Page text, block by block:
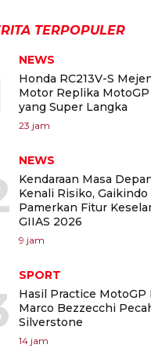
TERPOPULER
NEWS
Honda RC213V-S
Motor Replika MotoGP
yang Super Langka
23 jam
NEWS
Kendaraan Masa
Kenali Risiko,
Pamerkan Fitur
GIIAS 2026
9 jam
SPORT
Hasil Practice MotoGP
Marco Bezzecchi
Silverstone
14 jam